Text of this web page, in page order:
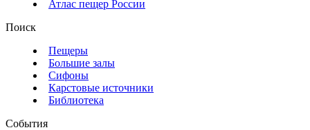
Атлас пещер России
Поиск
Пещеры
Большие залы
Сифоны
Карстовые источники
Библиотека
События